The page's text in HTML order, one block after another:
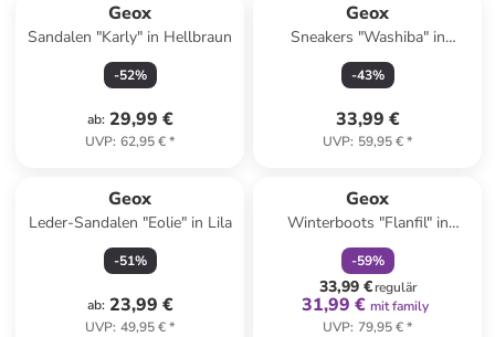
Geox
Sandalen "Karly" in Hellbraun
-52%
ab: 29,99 €
UVP: 62,95 €*
Geox
Sneakers "Washiba" in
Schwarz
-43%
33,99 €
UVP: 59,95 €*
Geox
Leder-Sandalen "Eolie" in Lila
-51%
ab: 23,99 €
UVP: 49,95 €*
Geox
Winterboots "Flanfil" in
Schwarz
-59%
33,99 €regulär
31,99 € mit family
UVP: 79,95 €*